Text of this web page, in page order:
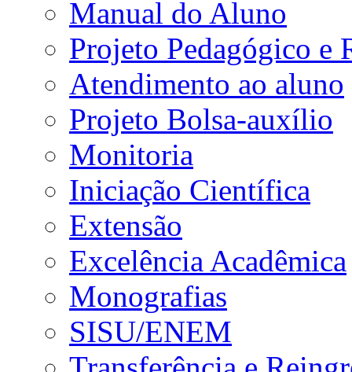
Manual do Aluno
Projeto Pedagógico e
Atendimento ao aluno
Projeto Bolsa-auxílio
Monitoria
Iniciação Científica
Extensão
Excelência Acadêmica
Monografias
SISU/ENEM